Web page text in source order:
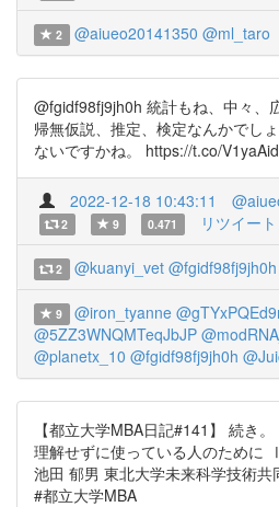
2 @aiueo20141350 @ml_taro
@fgidf98fj9jh0h 統計もね、中々、
帰無仮説、推定、検定なんかでし
ないですかね。 https://t.co/
2022-12-18 10:43:11
2 9 0.471 リツイー
2 @kuanyi_vet @fgidf98fj9jh0h
9 @iron_tyanne
@5ZZ3WNQMTeqJbJP
@planetx_10 @fgidf98fj9jh0h
【都立大学MBA日記#141】 続き
理解せずに使っている人のために
池田 郁男 東北大学未来科学技術
#都立大学MBA